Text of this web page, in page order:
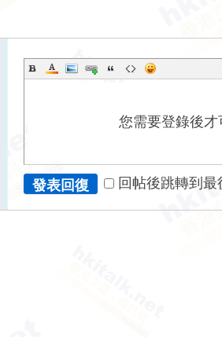
您需要登錄後
發表回復 回帖後跳轉到最